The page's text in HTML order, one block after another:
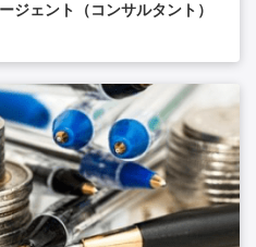
ジェント（コンサルタント）